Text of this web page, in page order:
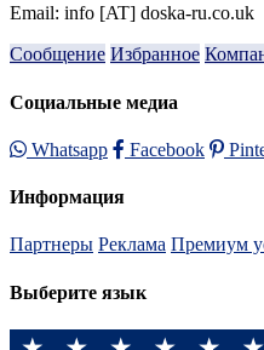
Email: info [AT] doska-ru.co.uk
Сообщение Избранное
Социальные медиа
Whatsapp Facebook
Информация
Партнеры Реклама Премиум
Выберите язык